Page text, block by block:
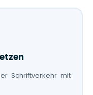
Schriftverkehr mit